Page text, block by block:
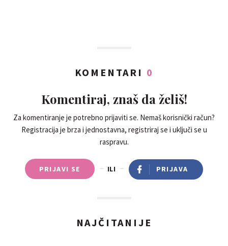
KOMENTARI 0
Komentiraj, znaš da želiš!
Za komentiranje je potrebno prijaviti se. Nemaš korisnički račun?
Registracija je brza i jednostavna, registriraj se i uključi se u
raspravu.
PRIJAVI SE ILI PRIJAVA
NAJČITANIJE